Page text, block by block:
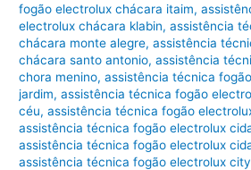
fogão electrolux chácara itaim,
electrolux chácara klabin,assistência
chácara monte alegre,assistência
chácara santo antonio,assistência
chora menino,assistência técnica
jardim,assistência técnica fogão
céu,assistência técnica fogão
assistência técnica fogão electrolux
assistência técnica fogão electrolux
assistência técnica fogão electrolux